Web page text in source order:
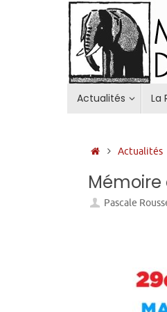
Actualités La
Accueil
Actualités
Mémoire
Pascale